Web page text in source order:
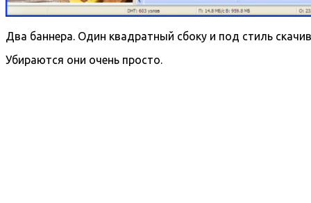
Два баннера. Один квадратный сбоку и под стиль
Убираются они очень просто.